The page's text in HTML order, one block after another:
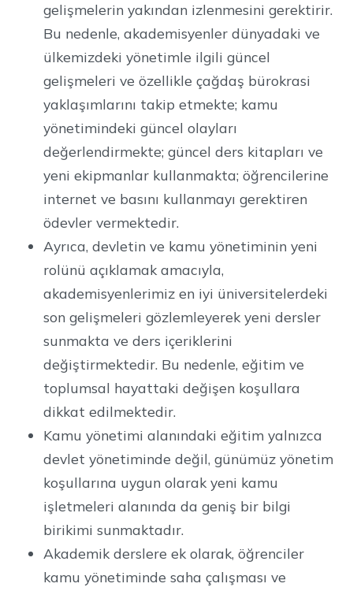
gelişmelerin yakından izlenmesini gerektirir.
Bu nedenle, akademisyenler dünyadaki ve
ülkemizdeki yönetimle ilgili güncel
gelişmeleri ve özellikle çağdaş bürokrasi
yaklaşımlarını takip etmekte; kamu
yönetimindeki güncel olayları
değerlendirmekte; güncel ders kitapları ve
yeni ekipmanlar kullanmakta; öğrencilerine
internet ve basını kullanmayı gerektiren
ödevler vermektedir.
Ayrıca, devletin ve kamu yönetiminin yeni
rolünü açıklamak amacıyla,
akademisyenlerimiz en iyi üniversitelerdeki
son gelişmeleri gözlemleyerek yeni dersler
sunmakta ve ders içeriklerini
değiştirmektedir. Bu nedenle, eğitim ve
toplumsal hayattaki değişen koşullara
dikkat edilmektedir.
Kamu yönetimi alanındaki eğitim yalnızca
devlet yönetiminde değil, günümüz yönetim
koşullarına uygun olarak yeni kamu
işletmeleri alanında da geniş bir bilgi
birikimi sunmaktadır.
Akademik derslere ek olarak, öğrenciler
kamu yönetiminde saha çalışması ve